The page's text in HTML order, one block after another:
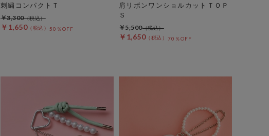
刺繍コンパクトＴ
￥1,650 50％OFF
￥3,300
肩リボンワンショルカットＴＯＰ
Ｓ
￥1,650 70％OFF
￥5,500